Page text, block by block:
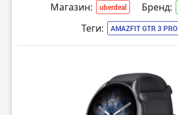
Магазин: uberdeal Бренд:
Теги: AMAZFIT GTR 3 PRO